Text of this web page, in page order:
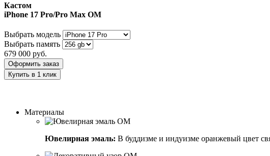
Кастом
iPhone 17 Pro/Pro Max OM
Выбрать модель
Выбрать память
679 000 руб.
Оформить заказ
Купить в 1 клик
Материалы
Ювелирная эмаль: В буддизме и индуизме оранжевый цвет